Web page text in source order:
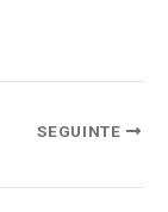
SEGUINTE